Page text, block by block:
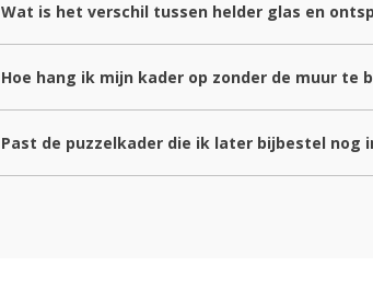
Wat is het verschil tussen helder glas en
Hoe hang ik mijn kader op zonder de muur te
Past de puzzelkader die ik later bijbestel nog